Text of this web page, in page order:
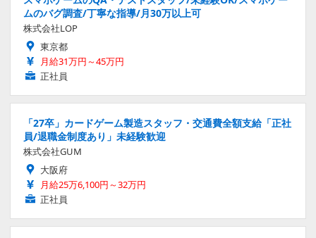
ムのバグ調査/丁寧な指導/月30万以上可
株式会社LOP
東京都
月給31万円～45万円
正社員
「27卒」カードゲーム製造スタッフ・交通費全額支給「正社
員/退職金制度あり」未経験歓迎
株式会社GUM
大阪府
月給25万6,100円～32万円
正社員